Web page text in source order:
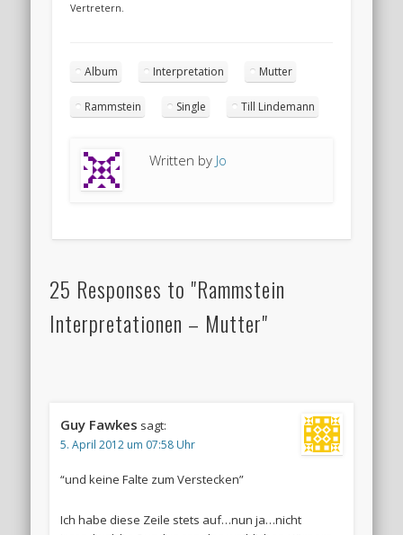
Vertretern.
Album Interpretation Mutter
Rammstein Single Till Lindemann
Written by Jo
25 Responses to "Rammstein
Interpretationen – Mutter"
Guy Fawkes sagt:
5. April 2012 um 07:58 Uhr
“und keine Falte zum Verstecken”
Ich habe diese Zeile stets auf…nun ja…nicht